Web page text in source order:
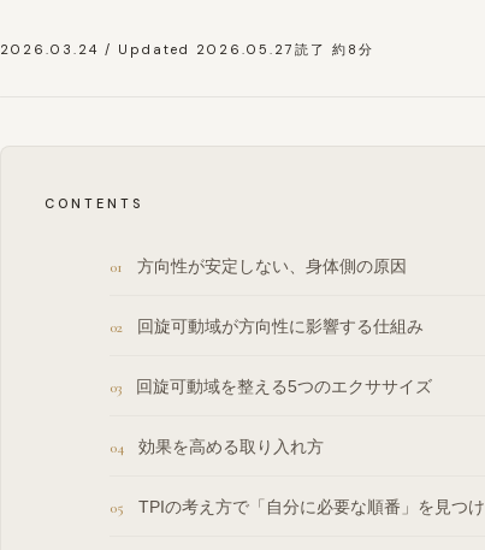
2026.03.24 / Updated 2026.05.27 読了 約8分
CONTENTS
方向性が安定しない、身体側の原因
回旋可動域が方向性に影響する仕組み
回旋可動域を整える5つのエクササイズ
効果を高める取り入れ方
TPIの考え方で「自分に必要な順番」を見つ